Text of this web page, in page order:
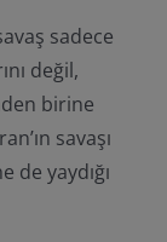
sadece
değil,
birine
savaşı
de yaydığı